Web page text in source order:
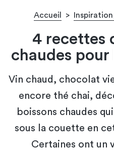
Accueil >
4 recettes
chaudes pour
Vin chaud, chocolat
encore thé chai,
boissons chaudes
sous la couette en
Certaines ont un